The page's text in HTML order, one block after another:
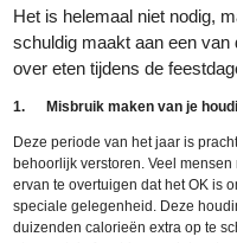
Het is helemaal niet nodig,
schuldig maakt aan een van
over eten tijdens de
1. Misbruik maken van je
Deze periode van het jaar is
behoorlijk verstoren. Veel
ervan te overtuigen dat het OK is
speciale gelegenheid. Deze
duizenden calorieën extra op te